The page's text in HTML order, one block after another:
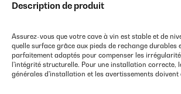
Description de produit
Assurez-vous que votre cave à vin est stable et de
quelle surface grâce aux pieds de rechange durables
parfaitement adaptés pour compenser les
l'intégrité structurelle. Pour une installation correcte,
générales d'installation et les avertissements doivent